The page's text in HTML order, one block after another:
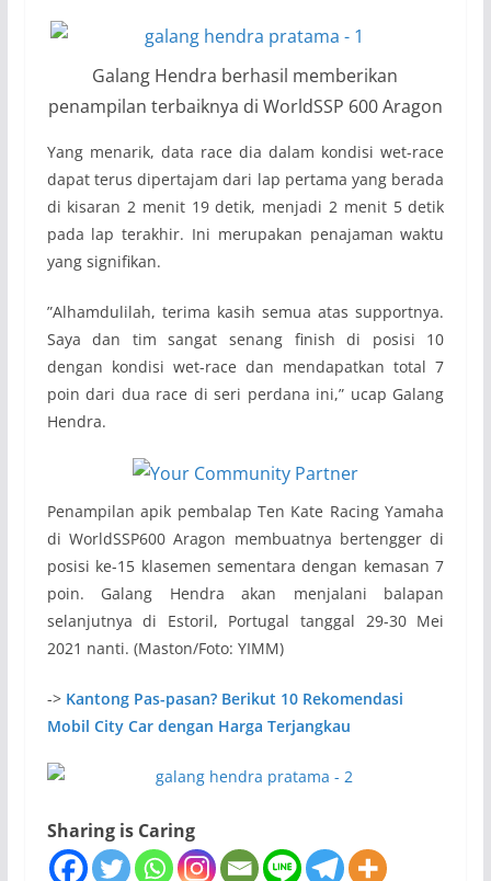
Galang Hendra berhasil memberikan
penampilan terbaiknya di WorldSSP 600 Aragon
Yang menarik, data race dia dalam kondisi wet-race
dapat terus dipertajam dari lap pertama yang berada
di kisaran 2 menit 19 detik, menjadi 2 menit 5 detik
pada lap terakhir. Ini merupakan penajaman waktu
yang signifikan.
”Alhamdulilah, terima kasih semua atas supportnya.
Saya dan tim sangat senang finish di posisi 10
dengan kondisi wet-race dan mendapatkan total 7
poin dari dua race di seri perdana ini,” ucap Galang
Hendra.
Penampilan apik pembalap Ten Kate Racing Yamaha
di WorldSSP600 Aragon membuatnya bertengger di
posisi ke-15 klasemen sementara dengan kemasan 7
poin. Galang Hendra akan menjalani balapan
selanjutnya di Estoril, Portugal tanggal 29-30 Mei
2021 nanti. (Maston/Foto: YIMM)
-> Kantong Pas-pasan? Berikut 10 Rekomendasi
Mobil City Car dengan Harga Terjangkau
Sharing is Caring